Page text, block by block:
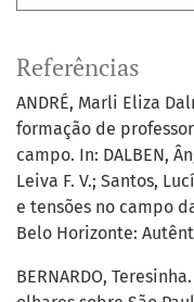
Referências
ANDRÉ, Marli Eliza
formação de
campo. In: DALBEN,
Leiva F. V.; Santos,
e tensões no campo
Belo Horizonte:
BERNARDO,